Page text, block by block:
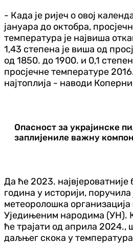
- Када је ријеч о овој
јануара до октобра,
температура је највиша
1,43 степена је виша од
од 1850. до 1900. и 0,1
просјечне температуре
најтоплија - наводи
Опасност за украјинске
заплијениле важну
Да ће 2023. највјероватније
година у историји, поручила
метеоролошка
Уједињеним народима (УН).
ће трајати од априла 2024.,
даљњег скока у